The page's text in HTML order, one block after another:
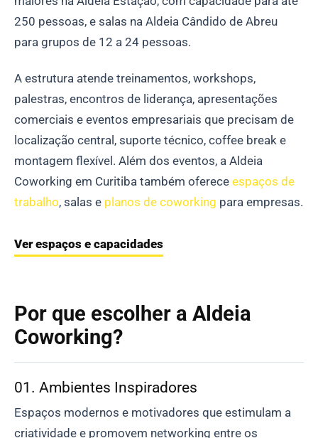
250 pessoas, e salas na Aldeia Cândido de Abreu
para grupos de 12 a 24 pessoas.
A estrutura atende treinamentos, workshops,
palestras, encontros de liderança, apresentações
comerciais e eventos empresariais que precisam de
localização central, suporte técnico, coffee break e
montagem flexível. Além dos eventos, a Aldeia
Coworking em Curitiba também oferece espaços de
trabalho, salas e planos de coworking para empresas.
Ver espaços e capacidades
Por que escolher a Aldeia
Coworking?
01. Ambientes Inspiradores
Espaços modernos e motivadores que estimulam a
criatividade e promovem networking entre os